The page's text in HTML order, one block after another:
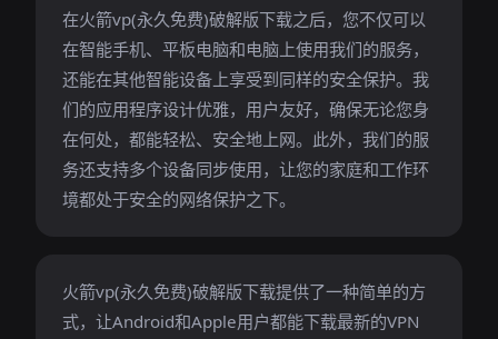
在火箭vp(永久免费)破解版下载之后，您不仅可以
在智能手机、平板电脑和电脑上使用我们的服务，
还能在其他智能设备上享受到同样的安全保护。我
们的应用程序设计优雅，用户友好，确保无论您身
在何处，都能轻松、安全地上网。此外，我们的服
务还支持多个设备同步使用，让您的家庭和工作环
境都处于安全的网络保护之下。
火箭vp(永久免费)破解版下载提供了一种简单的方
式，让Android和Apple用户都能下载最新的VPN